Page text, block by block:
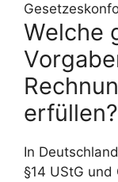
Welche
erfüllen?
In
§14 UStG und